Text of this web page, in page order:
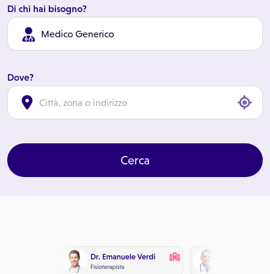
Di chi hai bisogno?
Dove?
Cerca